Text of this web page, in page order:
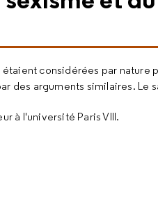
considérées par nature
des arguments similaires.
à l'université Paris VIII.